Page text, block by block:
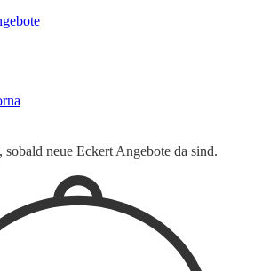
sobald neue Eckert Angebote da sind.